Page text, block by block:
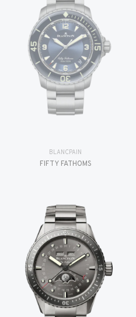
BLANCPAIN
FIFTY FATHOMS